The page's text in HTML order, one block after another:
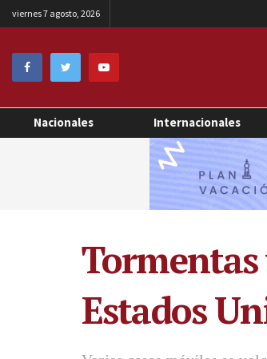
viernes 7 agosto, 2026
Nacionales Internacionales
Tormentas
Estados